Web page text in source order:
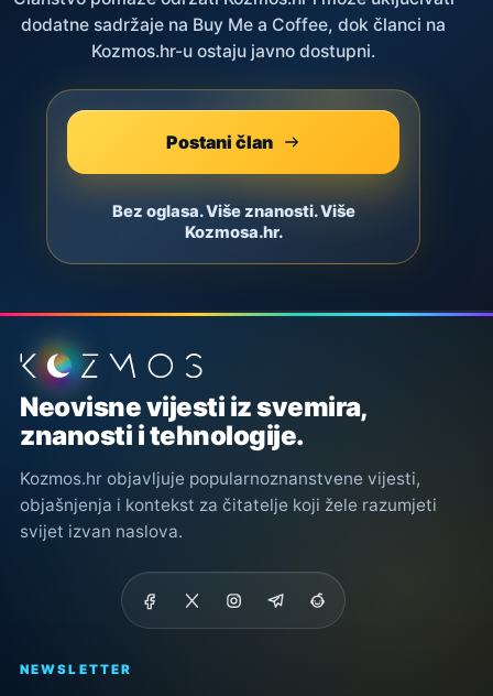
dodatne sadržaje na Buy Me a Coffee, dok članci na
Kozmos.hr-u ostaju javno dostupni.
Postani član
Bez oglasa. Više znanosti. Više
Kozmosa.hr.
Podnožje stranice
Neovisne vijesti iz svemira,
znanosti i tehnologije.
Kozmos.hr objavljuje popularnoznanstvene vijesti,
objašnjenja i kontekst za čitatelje koji žele razumjeti
svijet izvan naslova.
NEWSLETTER